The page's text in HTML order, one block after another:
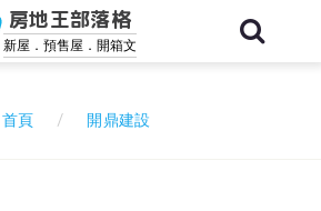
房地王部落格
新屋．預售屋．開箱文
首頁 開鼎建設